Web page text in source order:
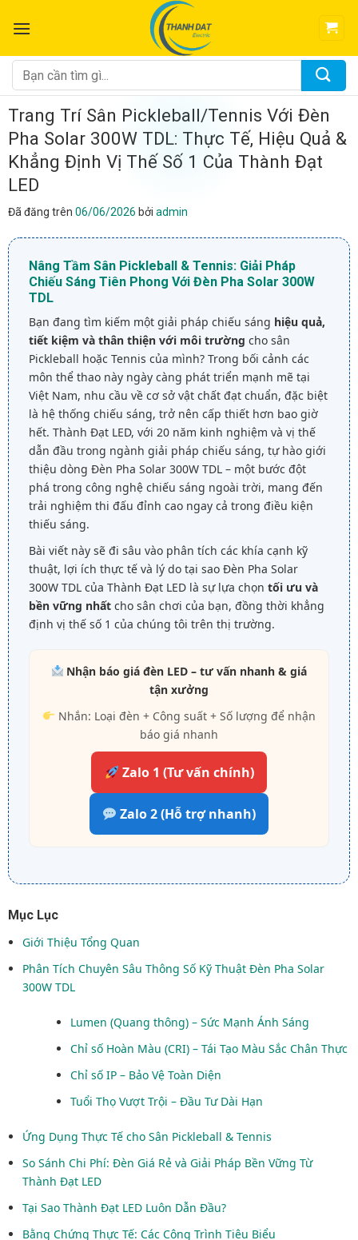
đến
dung
Tìm
kiếm:
Trang Trí Sân Pickleball/Tennis Với Đèn
Pha Solar 300W TDL: Thực Tế, Hiệu Quả &
Khẳng Định Vị Thế Số 1 Của Thành Đạt
LED
Đã đăng trên 06/06/2026 bởi admin
Nâng Tầm Sân Pickleball & Tennis: Giải Pháp
Chiếu Sáng Tiên Phong Với Đèn Pha Solar 300W
TDL
Bạn đang tìm kiếm một giải pháp chiếu sáng hiệu quả,
tiết kiệm và thân thiện với môi trường cho sân
Pickleball hoặc Tennis của mình? Trong bối cảnh các
môn thể thao này ngày càng phát triển mạnh mẽ tại
Việt Nam, nhu cầu về cơ sở vật chất đạt chuẩn, đặc biệt
là hệ thống chiếu sáng, trở nên cấp thiết hơn bao giờ
hết. Thành Đạt LED, với 20 năm kinh nghiệm và vị thế
dẫn đầu trong ngành giải pháp chiếu sáng, tự hào giới
thiệu dòng Đèn Pha Solar 300W TDL – một bước đột
phá trong công nghệ chiếu sáng ngoài trời, mang đến
trải nghiệm thi đấu đỉnh cao ngay cả trong điều kiện
thiếu sáng.
Bài viết này sẽ đi sâu vào phân tích các khía cạnh kỹ
thuật, lợi ích thực tế và lý do tại sao Đèn Pha Solar
300W TDL của Thành Đạt LED là sự lựa chọn tối ưu và
bền vững nhất cho sân chơi của bạn, đồng thời khẳng
định vị thế số 1 của chúng tôi trên thị trường.
Nhận báo giá đèn LED – tư vấn nhanh & giá
tận xưởng
Nhắn: Loại đèn + Công suất + Số lượng để nhận
báo giá nhanh
Zalo 1 (Tư vấn chính)
Zalo 2 (Hỗ trợ nhanh)
Mục Lục
Giới Thiệu Tổng Quan
Phân Tích Chuyên Sâu Thông Số Kỹ Thuật Đèn Pha Solar
300W TDL
Lumen (Quang thông) – Sức Mạnh Ánh Sáng
Chỉ số Hoàn Màu (CRI) – Tái Tạo Màu Sắc Chân Thực
Chỉ số IP – Bảo Vệ Toàn Diện
Tuổi Thọ Vượt Trội – Đầu Tư Dài Hạn
Ứng Dụng Thực Tế cho Sân Pickleball & Tennis
So Sánh Chi Phí: Đèn Giá Rẻ và Giải Pháp Bền Vững Từ
Thành Đạt LED
Tại Sao Thành Đạt LED Luôn Dẫn Đầu?
Bằng Chứng Thực Tế: Các Công Trình Tiêu Biểu